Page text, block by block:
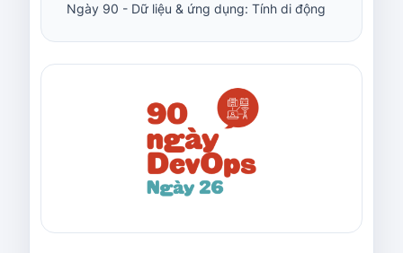
Ngày 90 - Dữ liệu & ứng dụng: Tính di động